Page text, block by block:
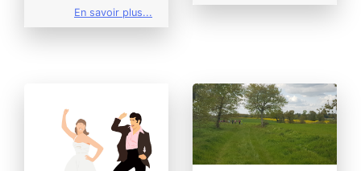
En savoir plus...